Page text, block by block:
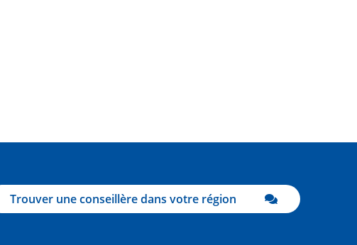
Trouver une conseillère dans votre région